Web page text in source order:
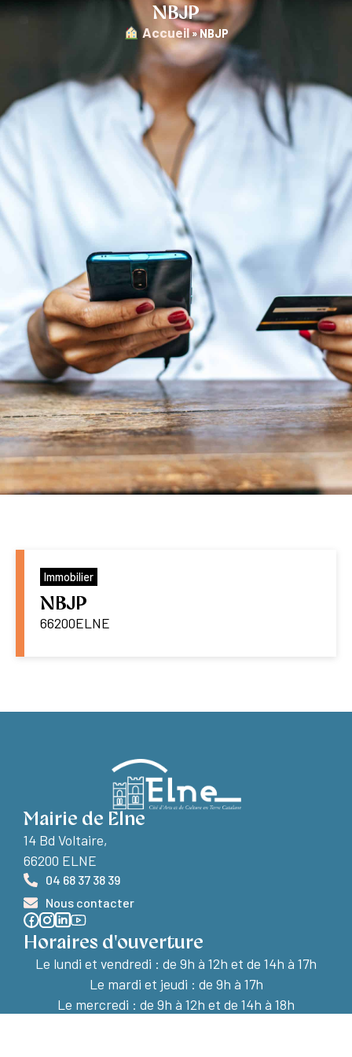
NBJP
︎ Accueil»NBJP
Immobilier
NBJP
66200ELNE
Mairie de Elne
14 Bd Voltaire,
66200 ELNE
04 68 37 38 39
Nous contacter
Horaires d'ouverture
Le lundi et vendredi : de 9h à 12h et de 14h à 17h
Le mardi et jeudi : de 9h à 17h
Le mercredi : de 9h à 12h et de 14h à 18h